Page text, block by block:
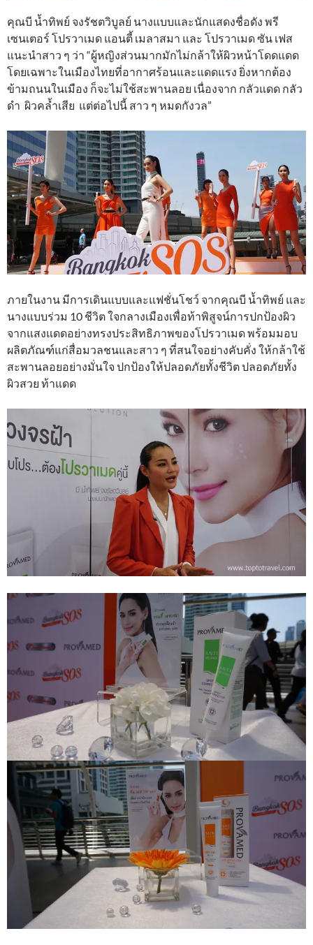
คุณบี น้ำทิพย์ จงรัชตวิบูลย์ นางแบบและนักแสดงชื่อดัง พรี
เซนเตอร์ โปรวาเมด แอนตี้ เมลาสมา และ โปรวาเมด ซัน เฟส
แนะนำสาว ๆ ว่า “ผู้หญิงส่วนมากมักไม่กล้าให้ผิวหน้าโดดแดด
โดยเฉพาะในเมืองไทยที่อากาศร้อนและแดดแรง ยิ่งหากต้อง
ข้ามถนนในเมือง ก็จะไม่ใช้สะพานลอย เนื่องจาก กลัวแดด กลัว
ดำ ผิวคล้ำเสีย แต่ต่อไปนี้ สาว ๆ หมดกังวล”
ภายในงาน มีการเดินแบบและแฟชั่นโชว์ จากคุณบี น้ำทิพย์ และ
นางแบบร่วม 10 ชีวิต ใจกลางเมืองเพื่อท้าพิสูจน์การปกป้องผิว
จากแสงแดดอย่างทรงประสิทธิภาพของโปรวาเมด พร้อมมอบ
ผลิตภัณฑ์แก่สื่อมวลชนและสาว ๆ ที่สนใจอย่างคับคั่ง ให้กล้าใช้
สะพานลอยอย่างมั่นใจ ปกป้องให้ปลอดภัยทั้งชีวิต ปลอดภัยทั้ง
ผิวสวย ท้าแดด